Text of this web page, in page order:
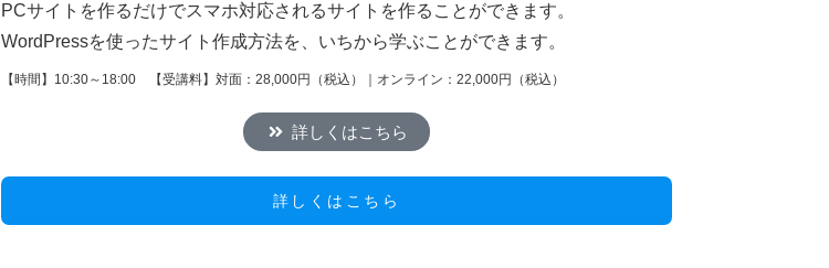
PCサイトを作るだけでスマホ対応されるサイトを作ることができます。
WordPressを使ったサイト作成方法を、いちから学ぶことができます。
【時間】10:30～18:00 【受講料】対面：28,000円（税込）｜オンライン：22,000円（税込）
詳しくはこちら
詳しくはこちら